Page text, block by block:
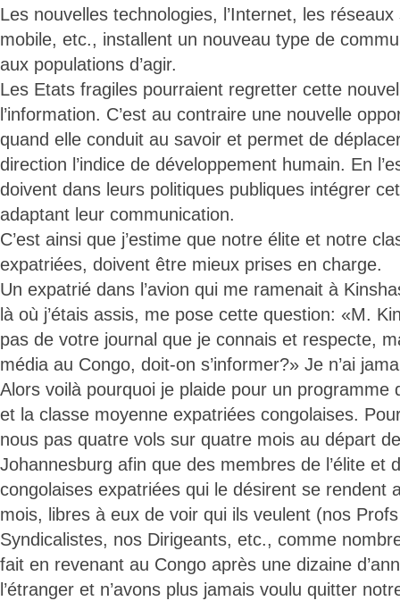
Les nouvelles technologies, l’Internet, les
mobile, etc., installent un nouveau type de
aux populations d’agir.
Les Etats fragiles pourraient regretter cette
l’information. C’est au contraire une nouvelle
quand elle conduit au savoir et permet de
direction l’indice de développement humain. En
doivent dans leurs politiques publiques intégrer
adaptant leur communication.
C’est ainsi que j’estime que notre élite et notre
expatriées, doivent être mieux prises en charge.
Un expatrié dans l’avion qui me ramenait à
là où j’étais assis, me pose cette question: «M.
pas de votre journal que je connais et respecte,
média au Congo, doit-on s’informer?» Je n’ai
Alors voilà pourquoi je plaide pour un programme
et la classe moyenne expatriées congolaises.
nous pas quatre vols sur quatre mois au départ
Johannesburg afin que des membres de l’élite et
congolaises expatriées qui le désirent se rendent
mois, libres à eux de voir qui ils veulent (nos
Syndicalistes, nos Dirigeants, etc., comme
fait en revenant au Congo après une dizaine
l’étranger et n’avons plus jamais voulu quitter